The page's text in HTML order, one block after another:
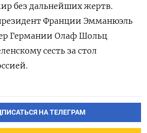
без дальнейших жертв.
Франции Эмманюэль
Германии Олаф Шольц
сесть за стол
НА ТЕЛЕГРАМ